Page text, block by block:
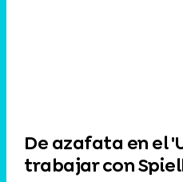
De azafata en el
trabajar con